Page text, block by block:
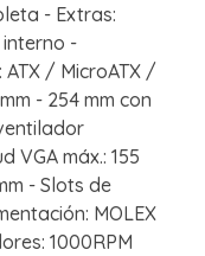
- Extras:
-
/ MicroATX /
- 254 mm con
VGA máx.: 155
- Slots de
MOLEX
1000RPM